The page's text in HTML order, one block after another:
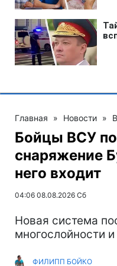
Главная » Новости »
Бойцы ВСУ
снаряжение
него входит
04:06 08.08.2026 Сб
Новая система
многослойности
ФИЛИПП БОЙКО